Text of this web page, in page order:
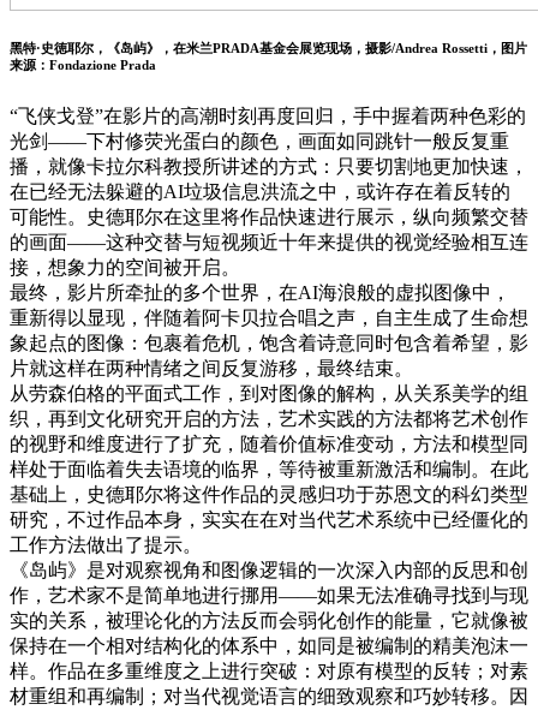
黑特·史徳耶尔，《岛屿》，在米兰PRADA基金会展览现场，摄影/Andrea Rossetti，图片
来源：Fondazione Prada
“飞侠戈登”在影片的高潮时刻再度回归，手中握着两种色彩的
光剑——下村修荧光蛋白的颜色，画面如同跳针一般反复重
播，就像卡拉尔科教授所讲述的方式：只要切割地更加快速，
在已经无法躲避的AI垃圾信息洪流之中，或许存在着反转的
可能性。史德耶尔在这里将作品快速进行展示，纵向频繁交替
的画面——这种交替与短视频近十年来提供的视觉经验相互连
接，想象力的空间被开启。
最终，影片所牵扯的多个世界，在AI海浪般的虚拟图像中，
重新得以显现，伴随着阿卡贝拉合唱之声，自主生成了生命想
象起点的图像：包裹着危机，饱含着诗意同时包含着希望，影
片就这样在两种情绪之间反复游移，最终结束。
从劳森伯格的平面式工作，到对图像的解构，从关系美学的组
织，再到文化研究开启的方法，艺术实践的方法都将艺术创作
的视野和维度进行了扩充，随着价值标准变动，方法和模型同
样处于面临着失去语境的临界，等待被重新激活和编制。在此
基础上，史德耶尔将这件作品的灵感归功于苏恩文的科幻类型
研究，不过作品本身，实实在在对当代艺术系统中已经僵化的
工作方法做出了提示。
《岛屿》是对观察视角和图像逻辑的一次深入内部的反思和创
作，艺术家不是简单地进行挪用——如果无法准确寻找到与现
实的关系，被理论化的方法反而会弱化创作的能量，它就像被
保持在一个相对结构化的体系中，如同是被编制的精美泡沫一
样。作品在多重维度之上进行突破：对原有模型的反转；对素
材重组和再编制；对当代视觉语言的细致观察和巧妙转移。因